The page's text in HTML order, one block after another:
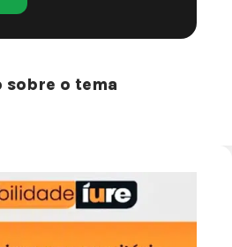
o tema